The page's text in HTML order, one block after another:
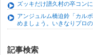
ズッキだけ譜久村の卒コン
アンジュルム橋迫鈴「カル
めましょう。いきなりプロ
記事検索